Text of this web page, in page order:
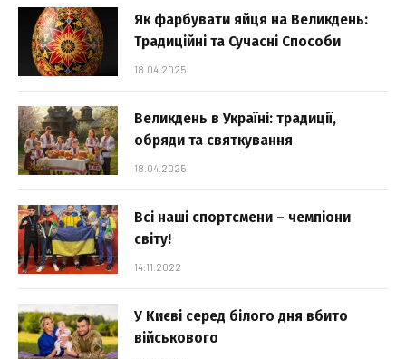
Як фарбувати яйця на Великдень:
Традиційні та Сучасні Способи
18.04.2025
Великдень в Україні: традиції,
обряди та святкування
18.04.2025
Всі наші спортсмени – чемпіони
світу!
14.11.2022
У Києві серед білого дня вбито
військового